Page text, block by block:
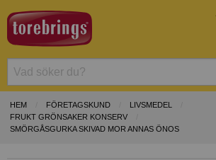
HEM FÖRETAGSKUND
LIVSMEDEL
FRUKT GRÖNSAKER KONSERV
SMÖRGÅSGURKA SKIVAD MOR ANNAS ÖNOS